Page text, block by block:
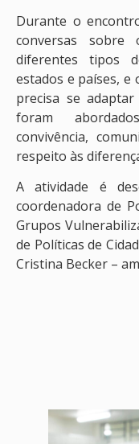
Durante o
conversas sobre
diferentes tipos
estados e países,
precisa se
foram
convivência,
respeito às
A atividade é
coordenadora de
Grupos
de Políticas de
Cristina Becker –